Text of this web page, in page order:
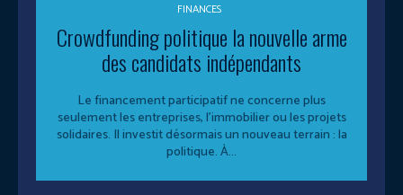
FINANCES
Crowdfunding politique la nouvelle arme
des candidats indépendants
Le financement participatif ne concerne plus
seulement les entreprises, l’immobilier ou les projets
solidaires. Il investit désormais un nouveau terrain : la
politique. À...